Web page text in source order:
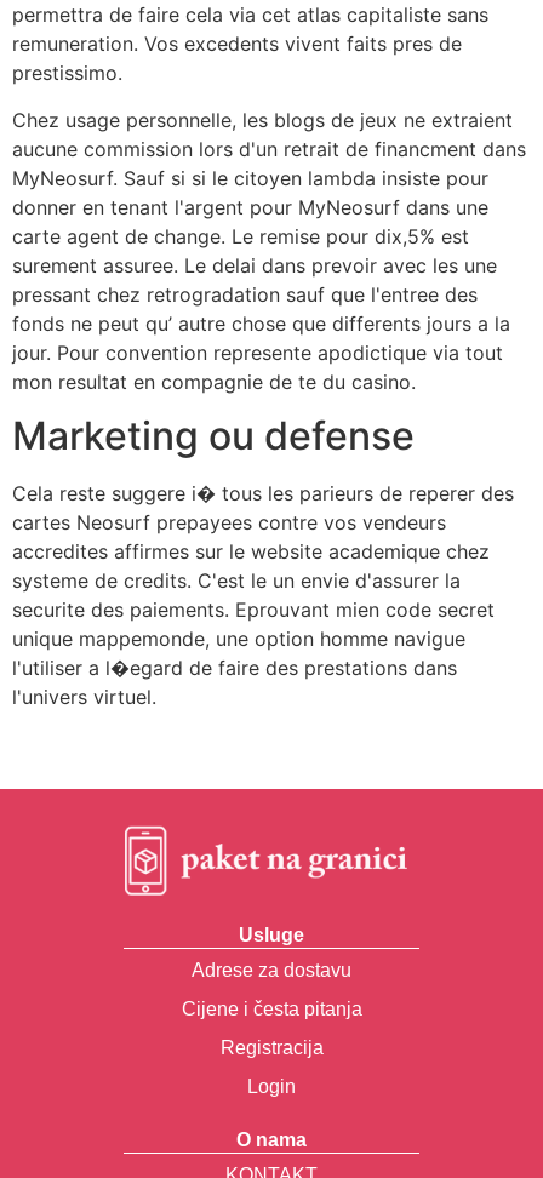
permettra de faire cela via cet atlas capitaliste sans
remuneration. Vos excedents vivent faits pres de
prestissimo.
Chez usage personnelle, les blogs de jeux ne extraient
aucune commission lors d'un retrait de financment dans
MyNeosurf. Sauf si si le citoyen lambda insiste pour
donner en tenant l'argent pour MyNeosurf dans une
carte agent de change. Le remise pour dix,5% est
surement assuree. Le delai dans prevoir avec les une
pressant chez retrogradation sauf que l'entree des
fonds ne peut qu’ autre chose que differents jours a la
jour. Pour convention represente apodictique via tout
mon resultat en compagnie de te du casino.
Marketing ou defense
Cela reste suggere i� tous les parieurs de reperer des
cartes Neosurf prepayees contre vos vendeurs
accredites affirmes sur le website academique chez
systeme de credits. C'est le un envie d'assurer la
securite des paiements. Eprouvant mien code secret
unique mappemonde, une option homme navigue
l'utiliser a l�egard de faire des prestations dans
l'univers virtuel.
Usluge
Adrese za dostavu
Cijene i česta pitanja
Registracija
Login
O nama